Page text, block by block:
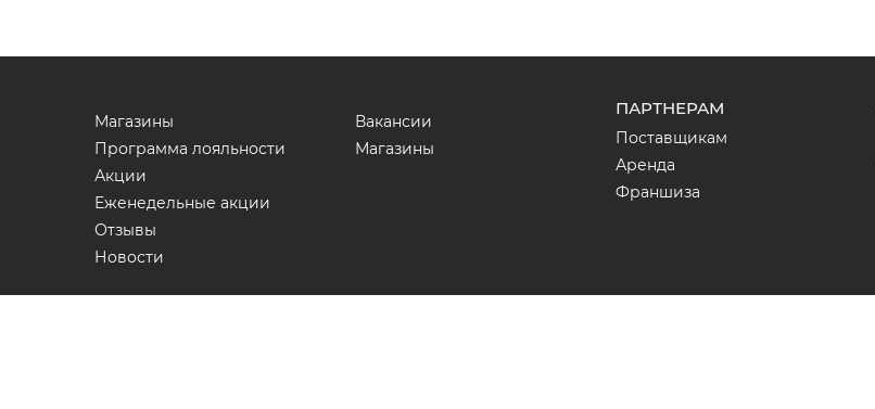
Магазины
Программа лояльности
Акции
Еженедельные акции
Отзывы
Новости
Вакансии
Магазины
ПАРТНЕРАМ
Поставщикам
Аренда
Франшиза